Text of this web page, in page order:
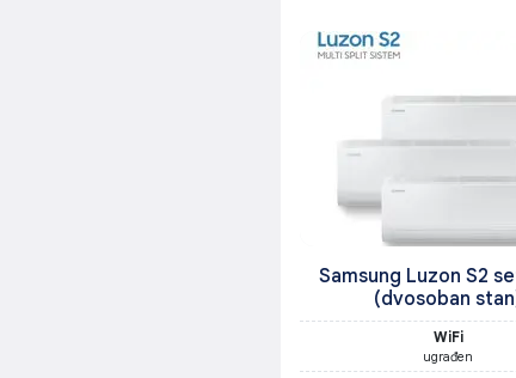
Samsung Luzon S2
(dvosoban
WiFi
ugrađen